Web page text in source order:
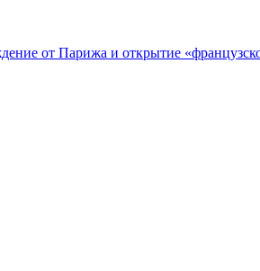
от Парижа и открытие